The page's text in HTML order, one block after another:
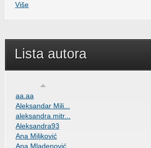
Više
Lista autora
aa.aa
Aleksandar Mili...
aleksandra.mitr...
Aleksandra93
Ana Miljković
Ana Mladenović